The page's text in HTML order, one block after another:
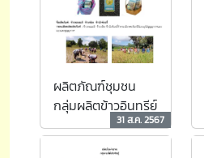
ผลิตภัณฑ์ชุมชน
กลุ่มผลิตข้าวอินทรีย์
31 ส.ค. 2567